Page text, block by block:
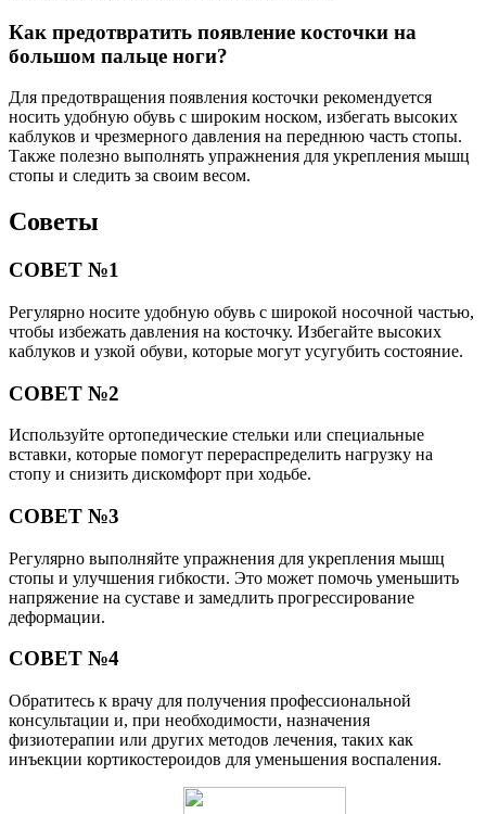
Как предотвратить появление косточки на
большом пальце ноги?
Для предотвращения появления косточки рекомендуется
носить удобную обувь с широким носком, избегать высоких
каблуков и чрезмерного давления на переднюю часть стопы.
Также полезно выполнять упражнения для укрепления мышц
стопы и следить за своим весом.
Советы
СОВЕТ №1
Регулярно носите удобную обувь с широкой носочной частью,
чтобы избежать давления на косточку. Избегайте высоких
каблуков и узкой обуви, которые могут усугубить состояние.
СОВЕТ №2
Используйте ортопедические стельки или специальные
вставки, которые помогут перераспределить нагрузку на
стопу и снизить дискомфорт при ходьбе.
СОВЕТ №3
Регулярно выполняйте упражнения для укрепления мышц
стопы и улучшения гибкости. Это может помочь уменьшить
напряжение на суставе и замедлить прогрессирование
деформации.
СОВЕТ №4
Обратитесь к врачу для получения профессиональной
консультации и, при необходимости, назначения
физиотерапии или других методов лечения, таких как
инъекции кортикостероидов для уменьшения воспаления.